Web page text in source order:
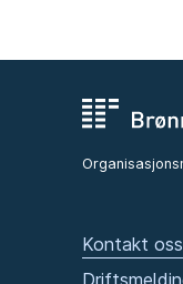
Kontakt oss